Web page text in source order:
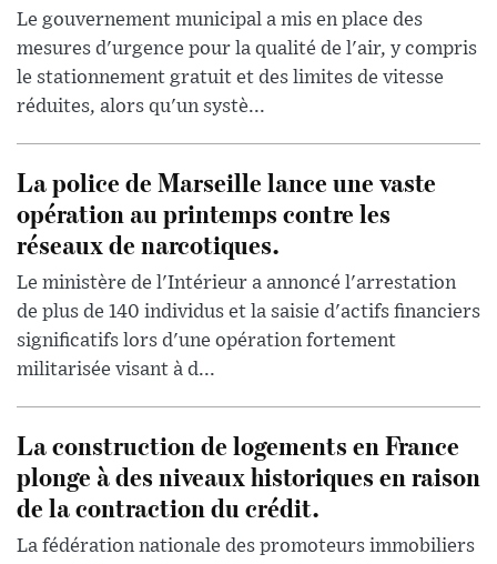
Le gouvernement municipal a mis en place des
mesures d'urgence pour la qualité de l'air, y compris
le stationnement gratuit et des limites de vitesse
réduites, alors qu'un systè...
La police de Marseille lance une vaste
opération au printemps contre les
réseaux de narcotiques.
Le ministère de l'Intérieur a annoncé l'arrestation
de plus de 140 individus et la saisie d'actifs financiers
significatifs lors d'une opération fortement
militarisée visant à d...
La construction de logements en France
plonge à des niveaux historiques en raison
de la contraction du crédit.
La fédération nationale des promoteurs immobiliers